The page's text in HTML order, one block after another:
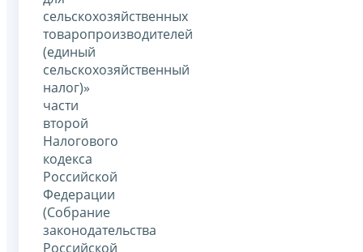
сельскохозяйственных
товаропроизводителей
(единый
сельскохозяйственный
налог)»
части
второй
Налогового
кодекса
Российской
Федерации
(Собрание
законодательства
Российской